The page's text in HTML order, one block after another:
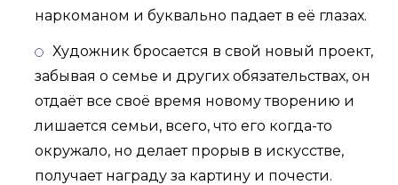
наркоманом и буквально падает в её глазах.
Художник бросается в свой новый проект,
забывая о семье и других обязательствах, он
отдаёт все своё время новому творению и
лишается семьи, всего, что его когда-то
окружало, но делает прорыв в искусстве,
получает награду за картину и почести.